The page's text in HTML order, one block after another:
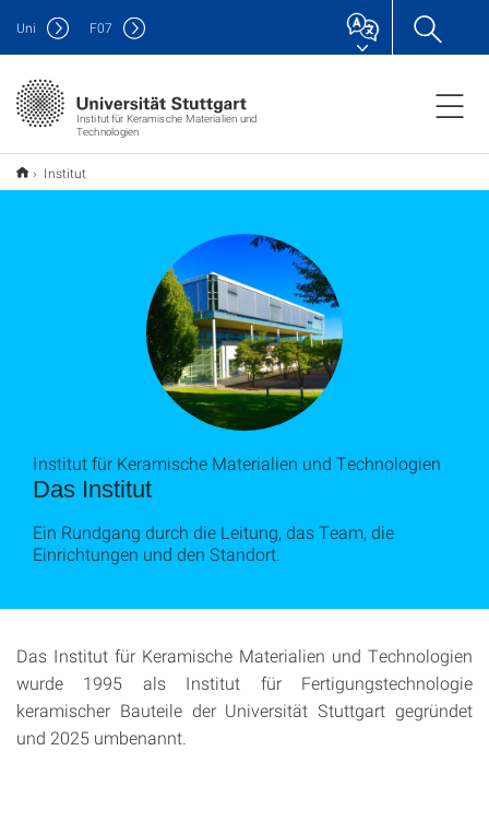
Institut für Keramische Materialien und
Technologien
Uni F07
Institut
Das Institut
Institut für Keramische Materialien und Technologien
Ein Rundgang durch die Leitung, das Team, die
Einrichtungen und den Standort.
Das Institut für Keramische Materialien und Technologien
wurde 1995 als Institut für Fertigungstechnologie
keramischer Bauteile der Universität Stuttgart gegründet
und 2025 umbenannt.